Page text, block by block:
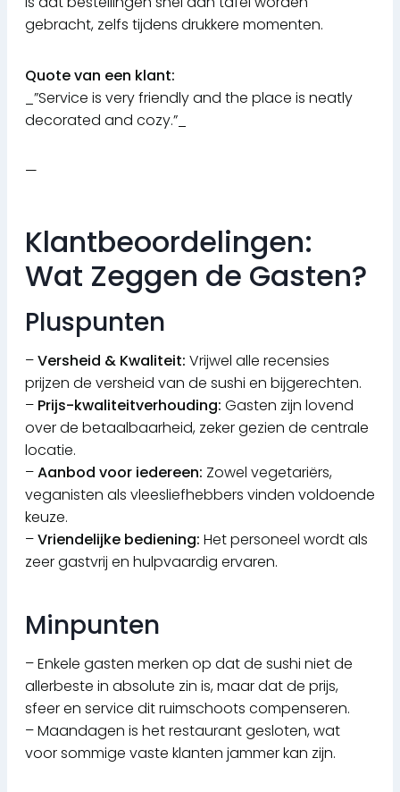
gebracht, zelfs tijdens drukkere momenten.
Quote van een klant:
_”Service is very friendly and the place is neatly
decorated and cozy.”_
—
Klantbeoordelingen:
Wat Zeggen de Gasten?
Pluspunten
–Versheid & Kwaliteit: Vrijwel alle recensies
prijzen de versheid van de sushi en bijgerechten.
– Prijs-kwaliteitverhouding: Gasten zijn lovend
over de betaalbaarheid, zeker gezien de centrale
locatie.
–Aanbod voor iedereen: Zowel vegetariërs,
veganisten als vleesliefhebbers vinden voldoende
keuze.
–Vriendelijke bediening: Het personeel wordt als
zeer gastvrij en hulpvaardig ervaren.
Minpunten
– Enkele gasten merken op dat de sushi niet de
allerbeste in absolute zin is, maar dat de prijs,
sfeer en service dit ruimschoots compenseren.
– Maandagen is het restaurant gesloten, wat
voor sommige vaste klanten jammer kan zijn.